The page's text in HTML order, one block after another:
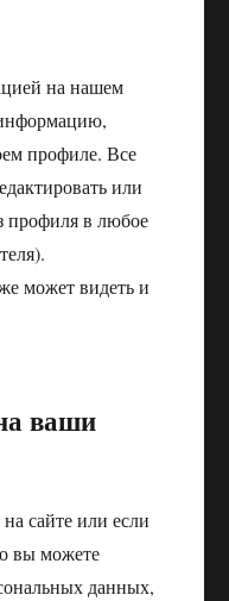
на нашем
профиле. Все
или
профиля в любое
может видеть и
ваши
сайте или если
вы можете
данных,